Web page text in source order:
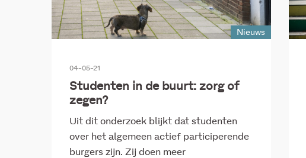
Nieuws
04-05-21
Studenten in de buurt: zorg of
zegen?
Uit dit onderzoek blijkt dat studenten
over het algemeen actief participerende
burgers zijn. Zij doen meer